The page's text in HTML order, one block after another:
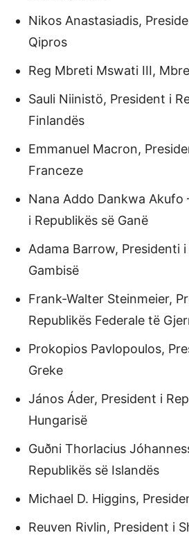
Nikos Anastasiadis,
Qipros
Reg Mbreti Mswati III,
Sauli Niinistö, President i
Finlandës
Emmanuel Macron,
Franceze
Nana Addo Dankwa Akufo
i Republikës së Ganë
Adama Barrow, Presidenti
Gambisë
Frank-Walter Steinmeier,
Republikës Federale të
Prokopios Pavlopoulos,
Greke
János Áder, President i
Hungarisë
Guðni Thorlacius
Republikës së Islandës
Michael D. Higgins,
Reuven Rivlin, President i